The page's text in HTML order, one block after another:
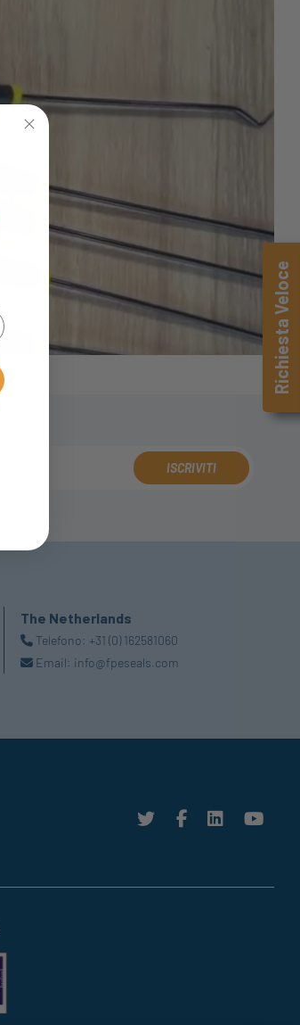
ISCRIVITI
The Netherlands
Telefono: +31 (0) 162581060
Email: info@fpeseals.com
Richiesta Veloce